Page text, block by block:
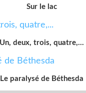
Sur le lac
Un, deux, trois, quatre,...
Le paralysé de Béthesda